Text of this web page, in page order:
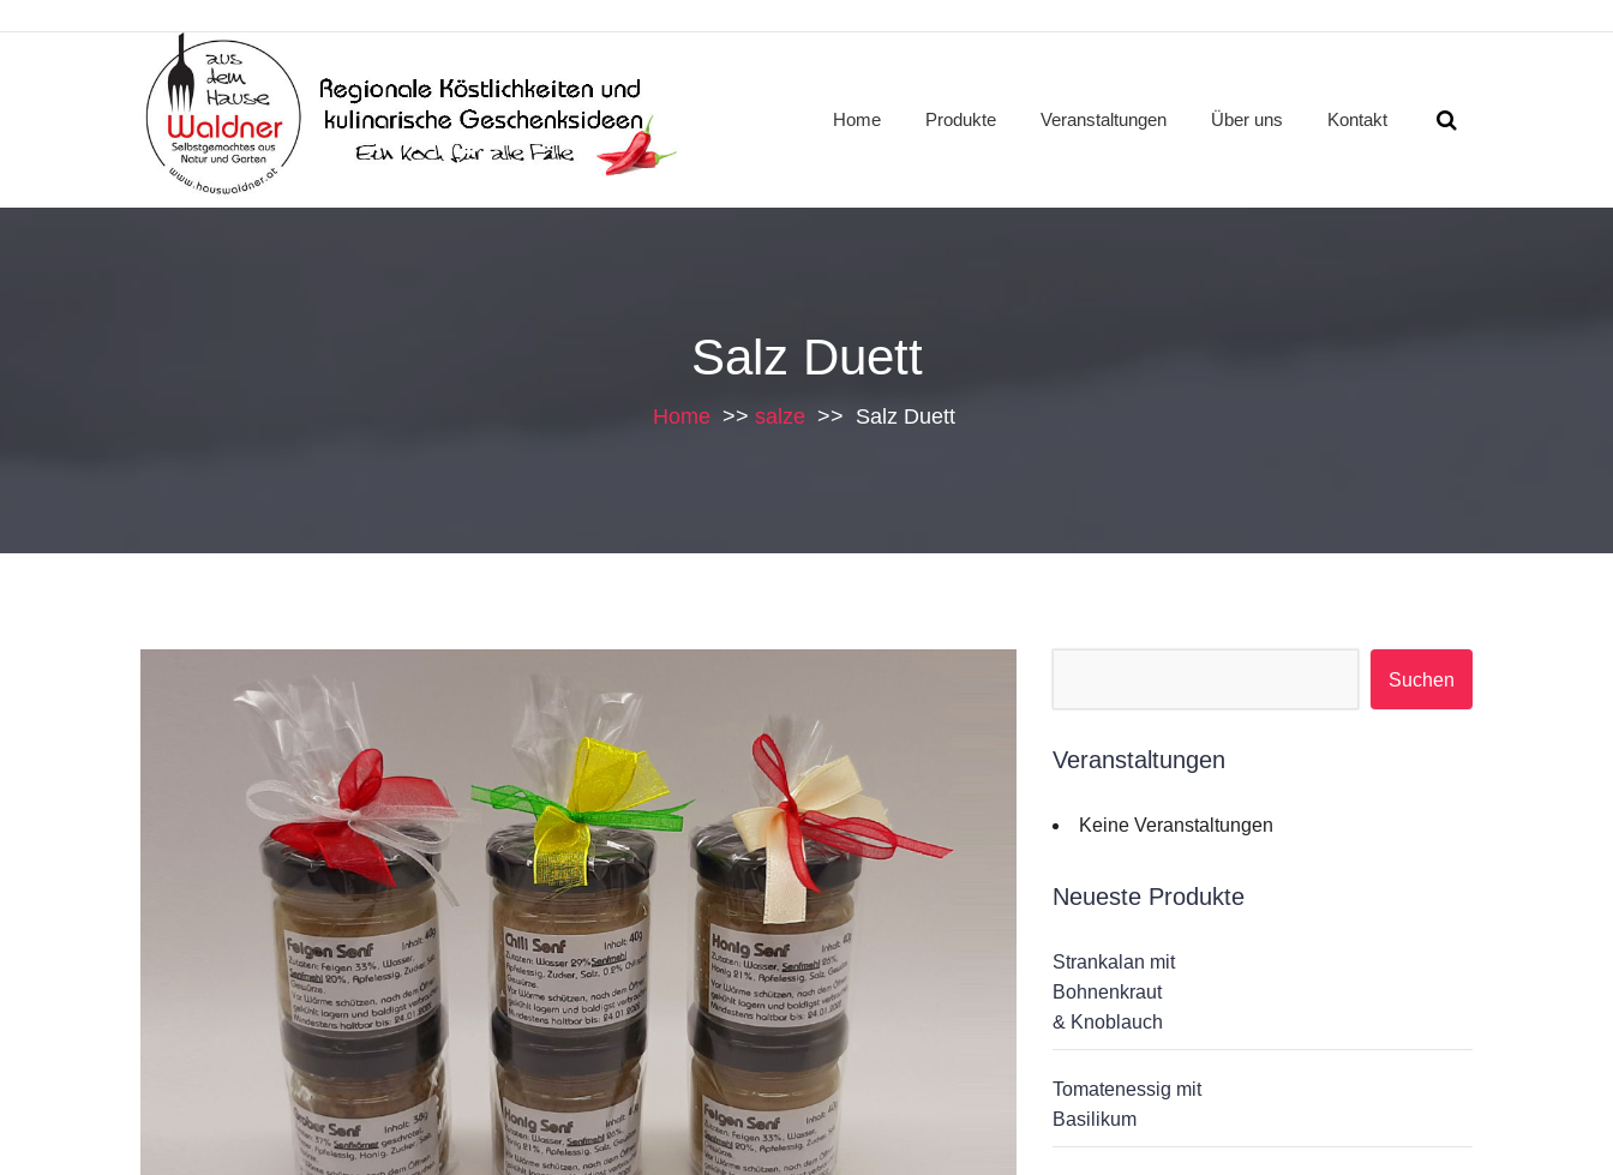
Home Produkte Veranstaltungen Über uns Kontakt
Salz Duett
Home>> salze>> Salz Duett
Veranstaltungen
Keine Veranstaltungen
Neueste Produkte
Strankalan mit
Bohnenkraut
& Knoblauch
Tomatenessig mit
Basilikum